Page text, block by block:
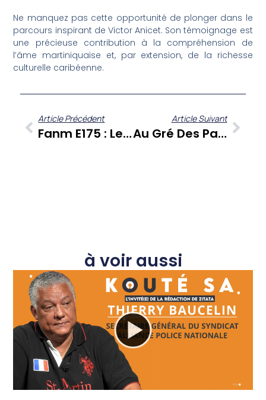
Ne manquez pas cette opportunité de plonger dans le
parcours inspirant de Victor Anicet. Son témoignage est
une précieuse contribution à la compréhension de
l’âme martiniquaise et, par extension, de la richesse
culturelle caribéenne.
Article Précédent
Fanm E175 : Les Voix De L’engagement Et De L’innovation Féminine En Martinique
Article Suivant
Au Gré Des Pages : Quand « Lia Et Les Rapaces » Décortique Les Maux De La Société Martiniquaise
à voir aussi